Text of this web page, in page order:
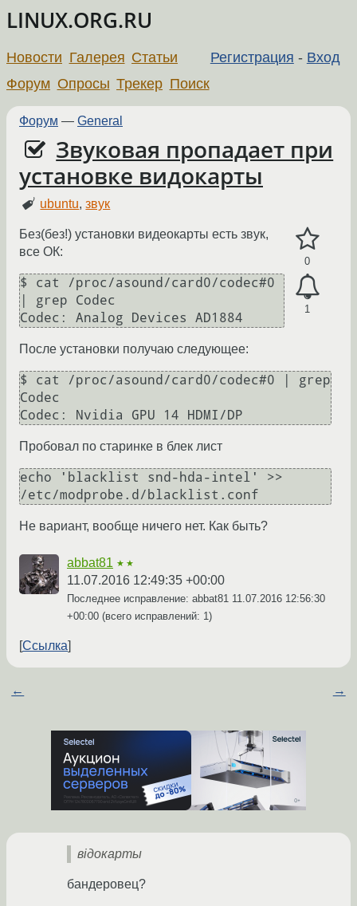
LINUX.ORG.RU
Регистрация - Вход
Новости Галерея Статьи
Форум Опросы Трекер Поиск
Форум — General
Звуковая пропадает при
установке видокарты
ubuntu,звук
0
1
Без(без!) установки видеокарты есть звук,
все ОК:
$ cat /proc/asound/card0/codec#0
| grep Codec
Codec: Analog Devices AD1884
После установки получаю следующее:
$ cat /proc/asound/card0/codec#0 | grep
Codec
Codec: Nvidia GPU 14 HDMI/DP
Пробовал по старинке в блек лист
echo 'blacklist snd-hda-intel' >>
/etc/modprobe.d/blacklist.conf
Не вариант, вообще ничего нет. Как быть?
abbat81 ★★
11.07.2016 12:49:35 +00:00
Последнее исправление: abbat81 11.07.2016 12:56:30
+00:00 (всего исправлений: 1)
Ссылка
← →
відокарты
бандеровец?